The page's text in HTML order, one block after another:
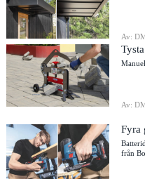
Av:
Av:
Fyra
från